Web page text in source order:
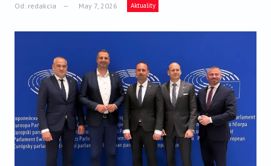
VIDEO
AUDIO
Od: redakcia May 7, 2026 Aktuality